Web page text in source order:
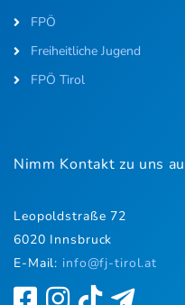
FPÖ
Freiheitliche Jugend
FPÖ Tirol
Nimm Kontakt zu uns
Leopoldstraße 72
6020 Innsbruck
E-Mail: info@fj-tirol.at